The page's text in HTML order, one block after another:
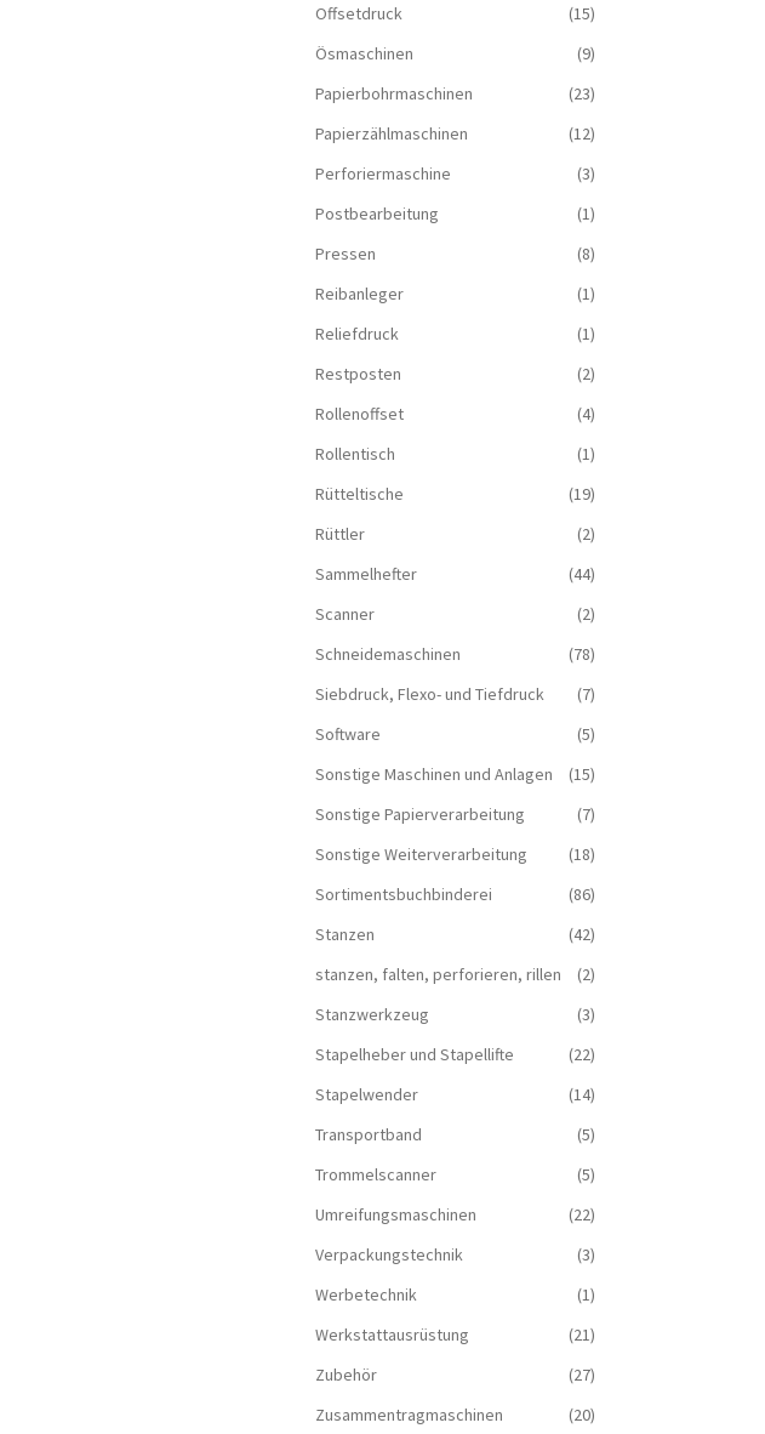
Offsetdruck
(15)
Ösmaschinen
(9)
Papierbohrmaschinen
(23)
Papierzählmaschinen
(12)
Perforiermaschine
(3)
Postbearbeitung
(1)
Pressen
(8)
Reibanleger
(1)
Reliefdruck
(1)
Restposten
(2)
Rollenoffset
(4)
Rollentisch
(1)
Rütteltische
(19)
Rüttler
(2)
Sammelhefter
(44)
Scanner
(2)
Schneidemaschinen
(78)
Siebdruck, Flexo- und Tiefdruck
(7)
Software
(5)
Sonstige Maschinen und Anlagen
(15)
Sonstige Papierverarbeitung
(7)
Sonstige Weiterverarbeitung
(18)
Sortimentsbuchbinderei
(86)
Stanzen
(42)
stanzen, falten, perforieren, rillen
(2)
Stanzwerkzeug
(3)
Stapelheber und Stapellifte
(22)
Stapelwender
(14)
Transportband
(5)
Trommelscanner
(5)
Umreifungsmaschinen
(22)
Verpackungstechnik
(3)
Werbetechnik
(1)
Werkstattausrüstung
(21)
Zubehör
(27)
Zusammentragmaschinen
(20)